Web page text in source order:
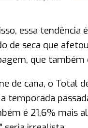
essa
de seca que
que também
de cana, o Total
temporada
é 21,6% mais